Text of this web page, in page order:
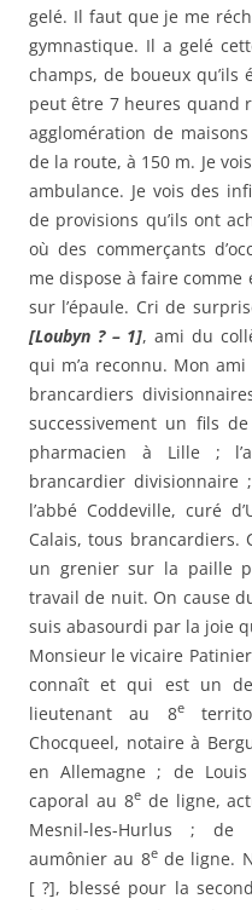
gelé. Il faut que je me
gymnastique. Il a gelé
champs, de boueux qu’ils
peut être 7 heures quand
agglomération de
de la route, à 150 m. Je
ambulance. Je vois des
de provisions qu’ils ont
où des commerçants
me dispose à faire comme
sur l’épaule. Cri de
[Loubyn ? – 1], ami du
qui m’a reconnu. Mon ami
brancardiers
successivement un fils
pharmacien à Lille ;
brancardier divisionnaire ;
l’abbé Coddeville, curé
Calais, tous brancardiers.
un grenier sur la paille
travail de nuit. On cause
suis abasourdi par la joie
Monsieur le vicaire
connaît et qui est un
lieutenant au 8e
Chocqueel, notaire à
en Allemagne ; de
caporal au 8ede ligne,
Mesnil-les-Hurlus ; de
aumônier au 8ede ligne.
[ ?], blessé pour la